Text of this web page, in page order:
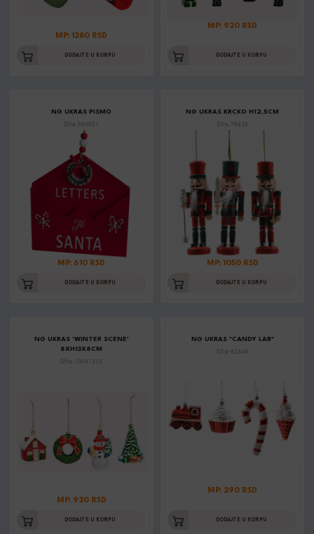
MP: 1280 RSD
DODAJTE U KORPU
MP: 920 RSD
DODAJTE U KORPU
NG UKRAS PISMO
Šifra: 060851
MP: 610 RSD
DODAJTE U KORPU
NG UKRAS KRCKO H12,5CM
Šifra: 76638
MP: 1050 RSD
DODAJTE U KORPU
NG UKRAS 'WINTER SCENE'
8XH13X8CM
Šifra: 10041315
MP: 920 RSD
DODAJTE U KORPU
NG UKRAS "CANDY LAB"
Šifra: 92349
MP: 290 RSD
DODAJTE U KORPU